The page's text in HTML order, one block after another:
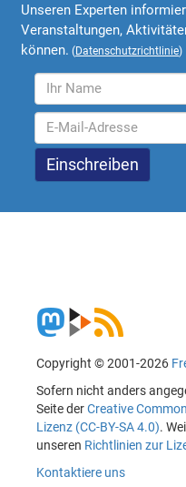
Unseren Experten
Veranstaltungen,
können. (Datenschutzrichtlinie)
Copyright © 2001-2026
Sofern nicht anders
Seite derCreative
Lizenz (CC-BY-SA 4.0).
unseren Richtlinien zur
Kontaktiere uns